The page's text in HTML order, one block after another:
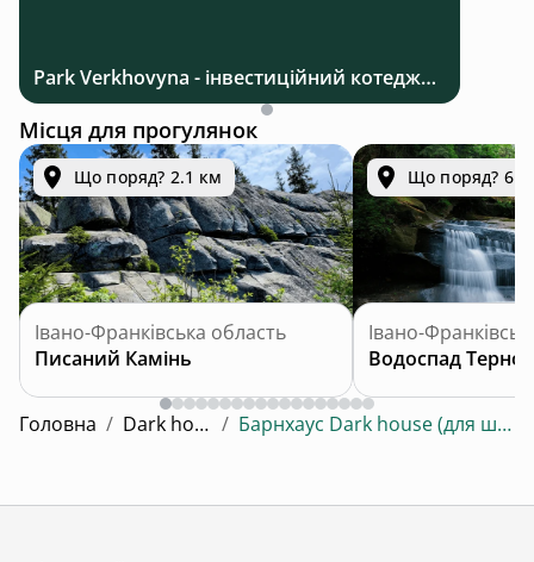
Park Verkhovyna - інвестиційний котеджний комплекс біля Верховини в Карпатах
Місця для прогулянок
Що поряд? 2.1 км
Івано-Франківська область
Писаний Камінь
Що поряд? 6.7
Івано-
Водоспад
Головна / Dark house / Барнхаус Dark house (для шістьох)